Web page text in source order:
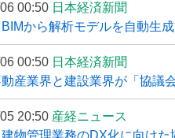
00:50 日本経済新聞
から解析モデルを自動生
00:50 日本経済新聞
産業界と建設業界が「協議
20:50 産経ニュース
物管理業務のDX化に向けた